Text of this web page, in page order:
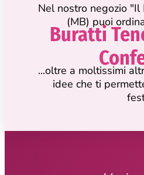
Nel nostro negozio "Il
(MB) puoi
Buratti
...oltre a moltissimi
idee che ti